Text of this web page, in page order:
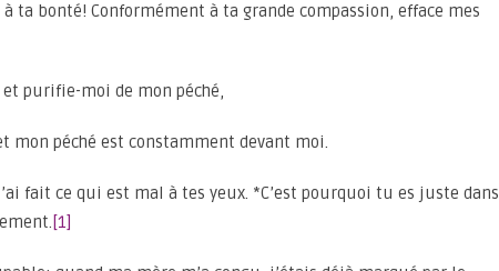
ta bonté! Conformément à ta grande compassion, efface mes
purifie-moi de mon péché,
mon péché est constamment devant moi.
fait ce qui est mal à tes yeux. *C’est pourquoi tu es juste dans
[1]